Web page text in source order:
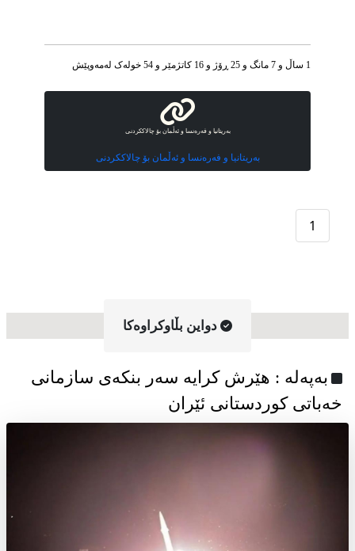
1 ساڵ و 7 مانگ و 25 ڕۆژ و 16 کاتژمێر و 54 خوله‌ک له‌مه‌وپێش‌
بەریتانیا و فەرەنسا و ئەڵمان بۆ چالاککردنی
بەریتانیا و فەرەنسا و ئەڵمان بۆ چالاککردنی
1
دواین بڵاوکراوه‌کا
به‌په‌له‌ : هێرش کرایە سەر بنکەی سازمانی
خەباتی کوردستانی ئێران